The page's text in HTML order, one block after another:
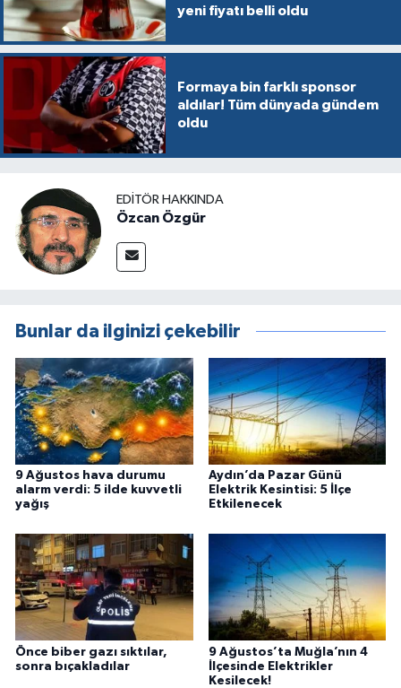
yeni fiyatı belli oldu
Formaya bin farklı sponsor
aldılar! Tüm dünyada gündem
oldu
EDITÖR HAKKINDA
Özcan Özgür
Bunlar da ilginizi çekebilir
9 Ağustos hava durumu
alarm verdi: 5 ilde kuvvetli
yağış
Aydın’da Pazar Günü
Elektrik Kesintisi: 5 İlçe
Etkilenecek
Önce biber gazı sıktılar,
sonra bıçakladılar
9 Ağustos’ta Muğla’nın 4
İlçesinde Elektrikler
Kesilecek!